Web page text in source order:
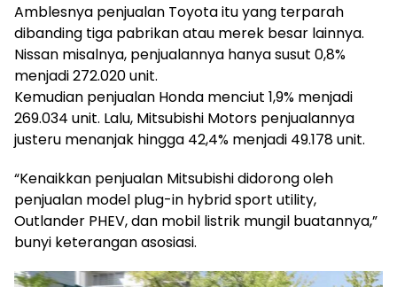
Amblesnya penjualan Toyota itu yang terparah
dibanding tiga pabrikan atau merek besar lainnya.
Nissan misalnya, penjualannya hanya susut 0,8%
menjadi 272.020 unit.
Kemudian penjualan Honda menciut 1,9% menjadi
269.034 unit. Lalu, Mitsubishi Motors penjualannya
justeru menanjak hingga 42,4% menjadi 49.178 unit.
“Kenaikkan penjualan Mitsubishi didorong oleh
penjualan model plug-in hybrid sport utility,
Outlander PHEV, dan mobil listrik mungil buatannya,”
bunyi keterangan asosiasi.